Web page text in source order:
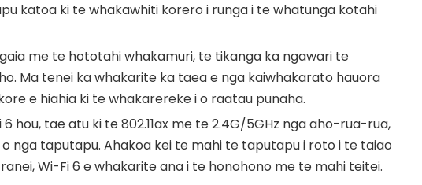
katoa ki te whakawhiti korero i runga i te whatunga kotahi
me te hototahi whakamuri, te tikanga ka ngawari te
Ma tenei ka whakarite ka taea e nga kaiwhakarato hauora
e hiahia ki te whakarereke i o raatau punaha.
hou, tae atu ki te 802.11ax me te 2.4G/5GHz nga aho-rua-rua,
nga taputapu. Ahakoa kei te mahi te taputapu i roto i te taiao
Wi-Fi 6 e whakarite ana i te honohono me te mahi teitei.